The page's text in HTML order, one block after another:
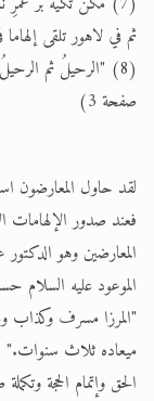
ثم في لاهور تلقى إلهاما في 20/5/
صفحة 3)
لقد حاول المعارضون
المعارضين وهو الدكتور
"المرزا مسرف وكذاب
الحق وإتمام الحجة وتكملة صفحة 43 تأليف الدكتور عبد